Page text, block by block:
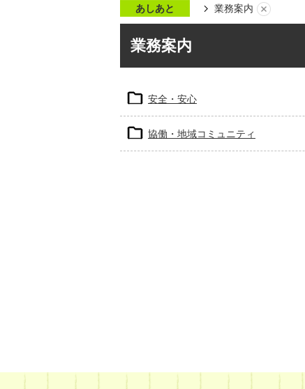
あしあと 業務案内
業務案内
安全・安心
協働・地域コミュニティ